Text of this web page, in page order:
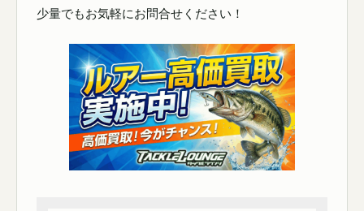
少量でもお気軽にお問合せください！